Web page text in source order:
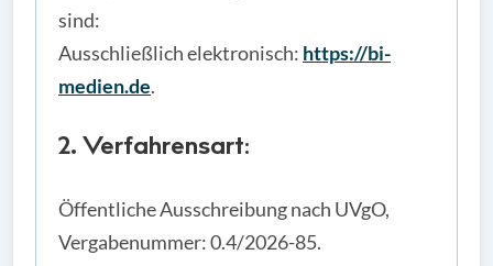
sind:
Ausschließlich elektronisch: https://bi-
medien.de.
2. Verfahrensart:
Öffentliche Ausschreibung nach UVgO,
Vergabenummer: 0.4/2026-85.